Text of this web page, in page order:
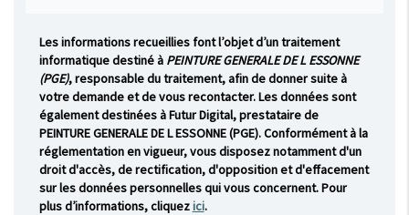
Les informations recueillies font l’objet d’un traitement
informatique destiné àPEINTURE GENERALE DE L ESSONNE
(PGE), responsable du traitement, afin de donner suite à
votre demande et de vous recontacter. Les données sont
également destinées à Futur Digital, prestataire de
PEINTURE GENERALE DE L ESSONNE (PGE). Conformément à la
réglementation en vigueur, vous disposez notamment d'un
droit d'accès, de rectification, d'opposition et d'effacement
sur les données personnelles qui vous concernent. Pour
plus d’informations, cliquezici.